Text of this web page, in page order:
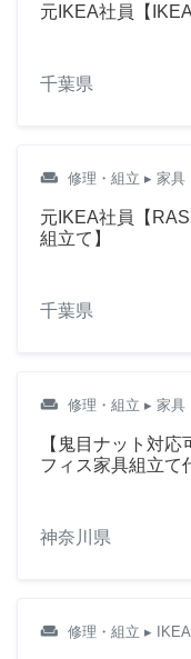
元IKEA社員【
千葉県
weekend 修理・組立 ▸ 家具
元IKEA社員【
組立て】
千葉県
weekend 修理・組立 ▸ 家具
【鬼目ナット対
フィス家具組立て
神奈川県
weekend 修理・組立 ▸